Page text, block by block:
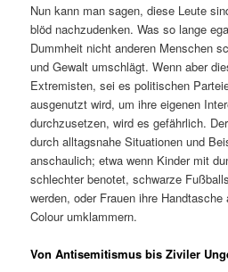
Nun kann man sagen, diese Leute
blöd nachzudenken. Was so lange
Dummheit nicht anderen Menschen
und Gewalt umschlägt. Wenn aber
Extremisten, sei es politischen
ausgenutzt wird, um ihre eigenen
durchzusetzen, wird es gefährlich.
durch alltagsnahe Situationen und
anschaulich; etwa wenn Kinder mit
schlechter benotet, schwarze
werden, oder Frauen ihre
Colour umklammern.
Von Antisemitismus bis Ziviler